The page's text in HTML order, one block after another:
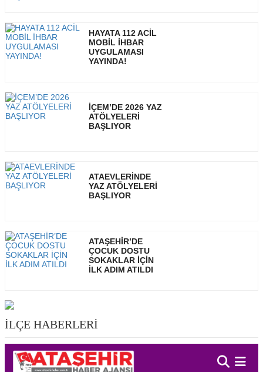
HAYATA 112 ACİL
MOBİL İHBAR
UYGULAMASI
YAYINDA!
İÇEM’DE 2026 YAZ
ATÖLYELERİ
BAŞLIYOR
ATAEVLERİNDE
YAZ ATÖLYELERİ
BAŞLIYOR
ATAŞEHİR’DE
ÇOCUK DOSTU
SOKAKLAR İÇİN
İLK ADIM ATILDI
İLÇE HABERLERİ